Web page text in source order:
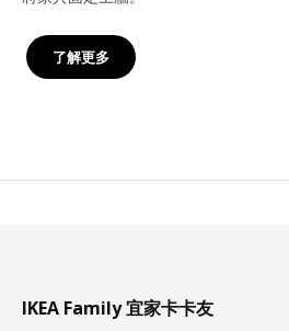
了解更多
IKEA Family 宜家卡卡友